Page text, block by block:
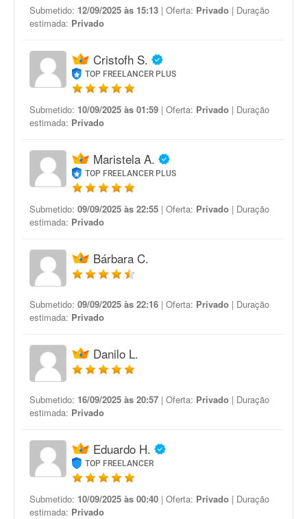
Submetido: 12/09/2025 às 15:13 | Oferta: Privado | Duração
estimada: Privado
Cristofh S.
TOP FREELANCER PLUS
Submetido: 10/09/2025 às 01:59 | Oferta: Privado | Duração
estimada: Privado
Maristela A.
TOP FREELANCER PLUS
Submetido: 09/09/2025 às 22:55 | Oferta: Privado | Duração
estimada: Privado
Bárbara C.
Submetido: 09/09/2025 às 22:16 | Oferta: Privado | Duração
estimada: Privado
Danilo L.
Submetido: 16/09/2025 às 20:57 | Oferta: Privado | Duração
estimada: Privado
Eduardo H.
TOP FREELANCER
Submetido: 10/09/2025 às 00:40 | Oferta: Privado | Duração
estimada: Privado